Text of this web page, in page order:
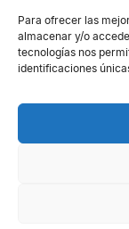
Para ofrecer las
almacenar y/o
tecnologías nos
identificaciones